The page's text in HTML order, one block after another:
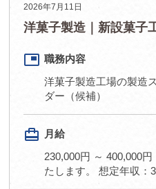
2026年7月11日
洋菓子製造｜新設菓子
picture_in_picture 職務内容
洋菓子製造工場の製造
ダー（候補）
card_travel
月給
230,000円 ～ 400,000
たします。 想定年収：